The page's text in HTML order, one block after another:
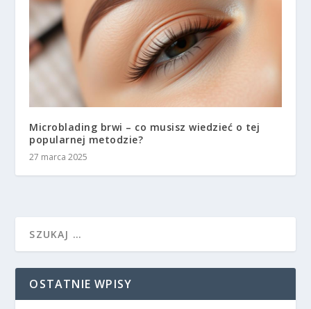
Microblading brwi – co musisz wiedzieć o tej
popularnej metodzie?
27 marca 2025
OSTATNIE WPISY